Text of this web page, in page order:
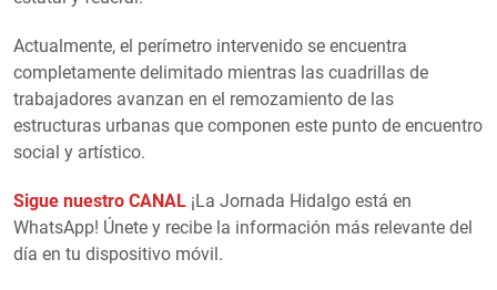
Actualmente, el perímetro intervenido se encuentra
completamente delimitado mientras las cuadrillas de
trabajadores avanzan en el remozamiento de las
estructuras urbanas que componen este punto de encuentro
social y artístico.
Sigue nuestro CANAL ¡La Jornada Hidalgo está en
WhatsApp! Únete y recibe la información más relevante del
día en tu dispositivo móvil.